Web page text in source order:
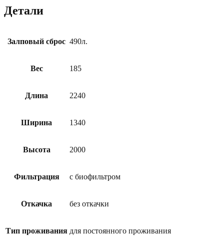
Детали
Залповый сброс 490л.
Вес 185
Длина 2240
Ширина 1340
Высота 2000
Фильтрация с биофильтром
Откачка без откачки
Тип проживания для постоянного проживания